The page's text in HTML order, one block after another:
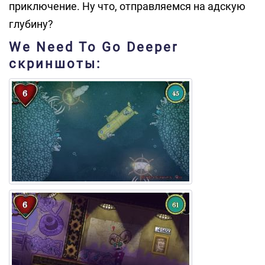
приключение. Ну что, отправляемся на адскую
глубину?
We Need To Go Deeper
скриншоты: